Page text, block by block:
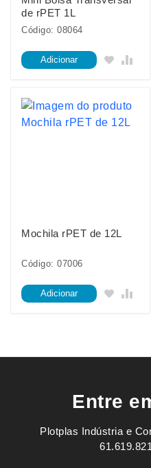
de rPET 1L
Código: 08064
Adicionar
Mochila rPET de 12L
Código: 07006
Adicionar
Entre
Plotplas Indústria e